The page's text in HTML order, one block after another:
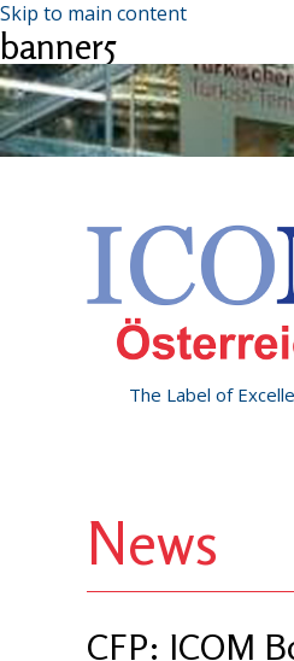
Skip to main content
banner5
The Label of
News
CFP: ICOM